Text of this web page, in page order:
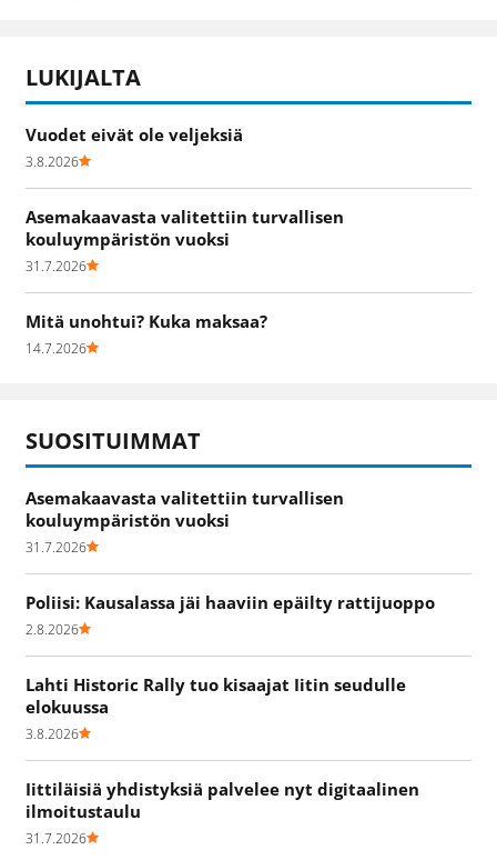
LUKIJALTA
Vuodet eivät ole veljeksiä
3.8.2026
Asemakaavasta valitettiin turvallisen
kouluympäristön vuoksi
31.7.2026
Mitä unohtui? Kuka maksaa?
14.7.2026
SUOSITUIMMAT
Asemakaavasta valitettiin turvallisen
kouluympäristön vuoksi
31.7.2026
Poliisi: Kausalassa jäi haaviin epäilty rattijuoppo
2.8.2026
Lahti Historic Rally tuo kisaajat Iitin seudulle
elokuussa
3.8.2026
Iittiläisiä yhdistyksiä palvelee nyt digitaalinen
ilmoitustaulu
31.7.2026